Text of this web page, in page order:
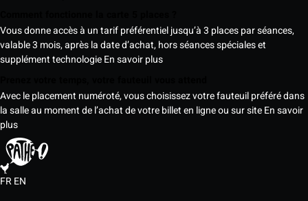
Vous donne accès à un tarif préférentiel jusqu’à 3 places par séances,
valable 3 mois, après la date d’achat, hors séances spéciales et
supplément technologieEn savoir plus
Avec le placement numéroté, vous choisissez votre fauteuil préféré dans
la salle au moment de l’achat de votre billet en ligne ou sur siteEn savoir
plus
FREN